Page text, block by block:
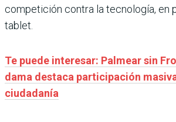
competición contra la tecnología, en
tablet.
Te puede interesar: Palmear sin
dama destaca participación
ciudadanía